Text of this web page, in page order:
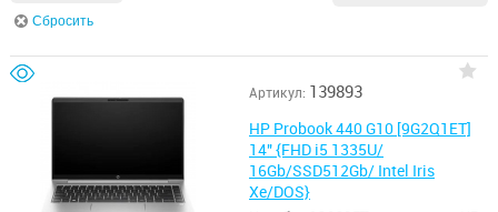
Сбросить
Артикул: 139893
HP Probook 440 G10 [9G2Q1ET]
14" {FHD i5 1335U/
16Gb/SSD512Gb/ Intel Iris
Xe/DOS}